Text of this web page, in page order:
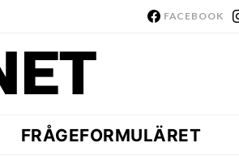
FACEBOOK
FRÅGEFORMULÄRET